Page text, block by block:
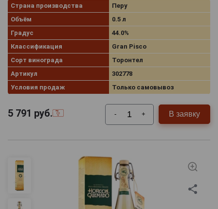
Страна производства
Перу
Объём
0.5 л
Градус
44.0%
Классификация
Gran Pisco
Сорт винограда
Торонтел
Артикул
302778
Условия продаж
Только самовывоз
5 791 руб. - + В заявку